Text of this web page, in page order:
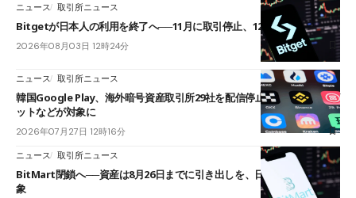
ニュース 取引所ニュース
Bitgetが日本人の利用を終了へ──11月に取引停止、12月末に強制決済
2026年08月03日 12時24分
ニュース 取引所ニュース
韓国Google Play、海外暗号資産取引所29社を配信停止──OKXやバイビ
ットなどが対象に
2026年07月27日 12時16分
ニュース 取引所ニュース
BitMart閉鎖へ──資産は8月26日までに引き出しを、日本人利用者も対
象